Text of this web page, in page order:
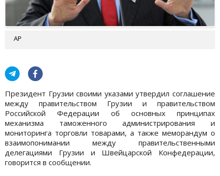
AP
Президент Грузии своими указами утвердил соглашение
между правительством Грузии и правительством
Российской Федерации об основных принципах
механизма таможенного администрирования и
мониторинга торговли товарами, а также меморандум о
взаимопонимании между правительственными
делегациями Грузии и Швейцарской Конфедерации,
говорится в сообщении.